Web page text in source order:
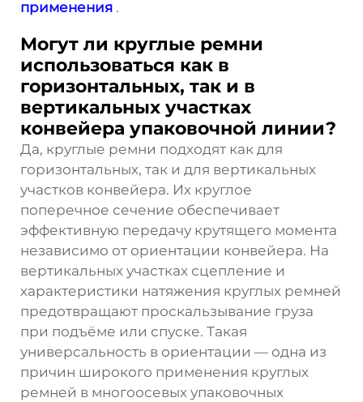
применения .
Могут ли круглые ремни
использоваться как в
горизонтальных, так и в
вертикальных участках
конвейера упаковочной линии?
Да, круглые ремни подходят как для
горизонтальных, так и для вертикальных
участков конвейера. Их круглое
поперечное сечение обеспечивает
эффективную передачу крутящего момента
независимо от ориентации конвейера. На
вертикальных участках сцепление и
характеристики натяжения круглых ремней
предотвращают проскальзывание груза
при подъёме или спуске. Такая
универсальность в ориентации — одна из
причин широкого применения круглых
ремней в многоосевых упаковочных